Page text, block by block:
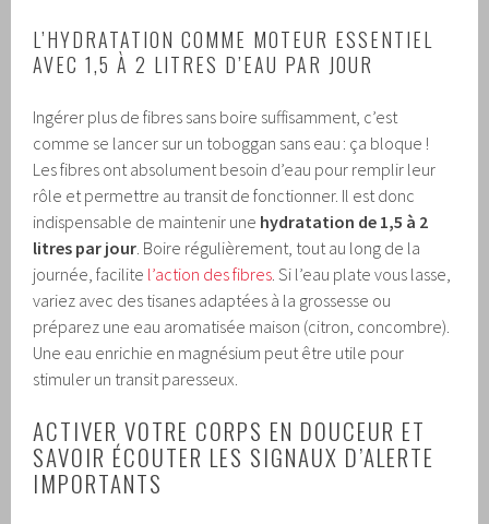
L’HYDRATATION COMME MOTEUR ESSENTIEL
AVEC 1,5 À 2 LITRES D’EAU PAR JOUR
Ingérer plus de fibres sans boire suffisamment, c’est
comme se lancer sur un toboggan sans eau : ça bloque !
Les fibres ont absolument besoin d’eau pour remplir leur
rôle et permettre au transit de fonctionner. Il est donc
indispensable de maintenir une hydratation de 1,5 à 2
litres par jour . Boire régulièrement, tout au long de la
journée, facilite l’action des fibres . Si l’eau plate vous lasse,
variez avec des tisanes adaptées à la grossesse ou
préparez une eau aromatisée maison (citron, concombre).
Une eau enrichie en magnésium peut être utile pour
stimuler un transit paresseux.
ACTIVER VOTRE CORPS EN DOUCEUR ET
SAVOIR ÉCOUTER LES SIGNAUX D’ALERTE
IMPORTANTS